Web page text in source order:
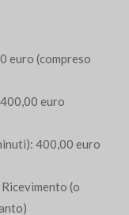
euro (compreso
euro
400,00 euro
(o